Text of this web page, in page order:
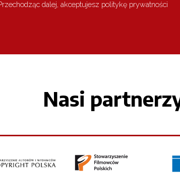
dalej, akceptujesz politykę prywatności
Nasi